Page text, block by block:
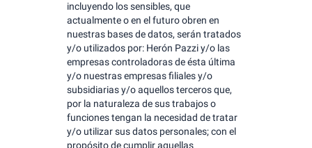
incluyendo los sensibles, que
actualmente o en el futuro obren en
nuestras bases de datos, serán tratados
y/o utilizados por: Herón Pazzi y/o las
empresas controladoras de ésta última
y/o nuestras empresas filiales y/o
subsidiarias y/o aquellos terceros que,
por la naturaleza de sus trabajos o
funciones tengan la necesidad de tratar
y/o utilizar sus datos personales; con el
propósito de cumplir aquellas